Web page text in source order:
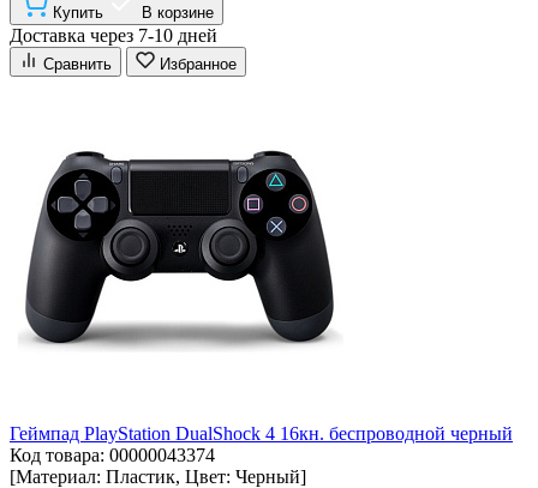
Купить В корзине
Доставка через 7-10 дней
Сравнить Избранное
Геймпад PlayStation DualShock 4 16кн. беспроводной черный
Код товара: 00000043374
[Материал: Пластик, Цвет: Черный]